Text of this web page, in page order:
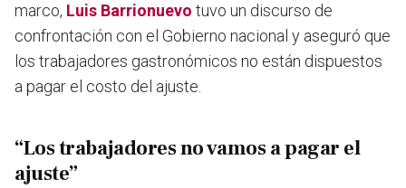
marco, Luis Barrionuevo tuvo un discurso de
confrontación con el Gobierno nacional y aseguró que
los trabajadores gastronómicos no están dispuestos
a pagar el costo del ajuste.
“Los trabajadores no vamos a pagar el
ajuste”